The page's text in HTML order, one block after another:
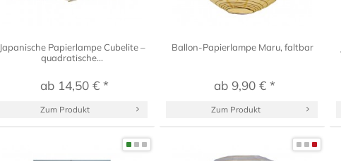
Japanische Papierlampe Cubelite –
quadratische...
ab 14,50 € *
Zum Produkt
Ballon-Papierlampe Maru, faltbar
ab 9,90 € *
Zum Produkt